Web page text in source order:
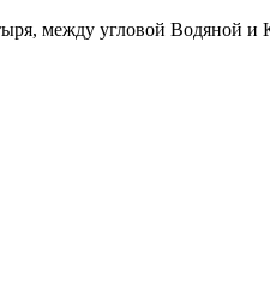
между угловой Водяной и